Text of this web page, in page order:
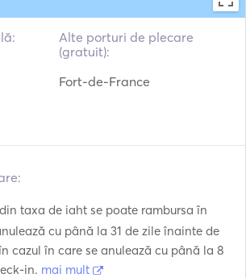
stingere a incendiilor
Ancoră electrică
Grenadines, and more.
Alte porturi de plecare
(gratuit):
Fort-de-France
taxa de iaht se poate rambursa în
cu până la 31 de zile înainte de
cazul în care se anulează cu până la 8
in. mai mult